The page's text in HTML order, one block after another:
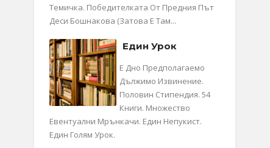
Темичка. Победителката От Предния Път
Деси Бошнакова (затова Е Там...
Един Урок
Е Дно Предполагаемо
Дължимо Извинение.
Половин Стипендия. 54
Книги. Множество
Евентуални Мрънкачи. Един Непукист.
Един Голям Урок.